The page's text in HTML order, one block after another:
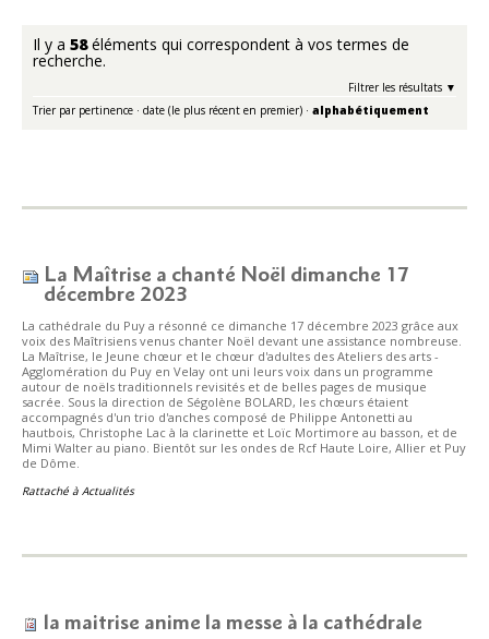
Il y a 58éléments qui correspondent à vos termes de
recherche.
Filtrer les résultats
Trier par pertinence · date (le plus récent en premier) · alphabétiquement
La Maîtrise a chanté Noël dimanche 17
décembre 2023
La cathédrale du Puy a résonné ce dimanche 17 décembre 2023 grâce aux
voix des Maîtrisiens venus chanter Noël devant une assistance nombreuse.
La Maîtrise, le Jeune chœur et le chœur d'adultes des Ateliers des arts -
Agglomération du Puy en Velay ont uni leurs voix dans un programme
autour de noëls traditionnels revisités et de belles pages de musique
sacrée. Sous la direction de Ségolène BOLARD, les chœurs étaient
accompagnés d'un trio d'anches composé de Philippe Antonetti au
hautbois, Christophe Lac à la clarinette et Loïc Mortimore au basson, et de
Mimi Walter au piano. Bientôt sur les ondes de Rcf Haute Loire, Allier et Puy
de Dôme.
Rattaché à Actualités
la maitrise anime la messe à la cathédrale